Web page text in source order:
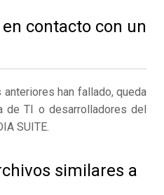
contacto con un
han fallado, queda
de TI o desarrolladores del
SUITE.
similares a